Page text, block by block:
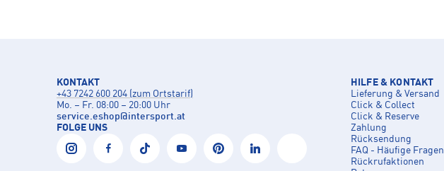
KONTAKT
+43 7242 600 204 (zum Ortstarif)
Mo. – Fr. 08:00 – 20:00 Uhr
service.eshop@intersport.at
FOLGE UNS
HILFE & KONTAKT
Lieferung & Versand
Click & Collect
Click & Reserve
Zahlung
Rücksendung
FAQ - Häufige Fragen
Rückrufaktionen